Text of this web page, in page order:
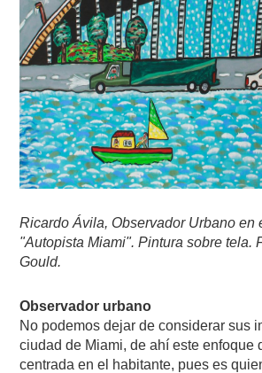
Ricardo Ávila, Observador Urbano en
"Autopista Miami". Pintura sobre tela.
Gould.
Observador urbano
No podemos dejar de considerar sus
ciudad de Miami, de ahí este enfoque
centrada en el habitante, pues es